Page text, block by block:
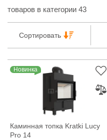
товаров в категории 43
Сортировать
Новинка
Каминная топка Kratki Lucy
Pro 14